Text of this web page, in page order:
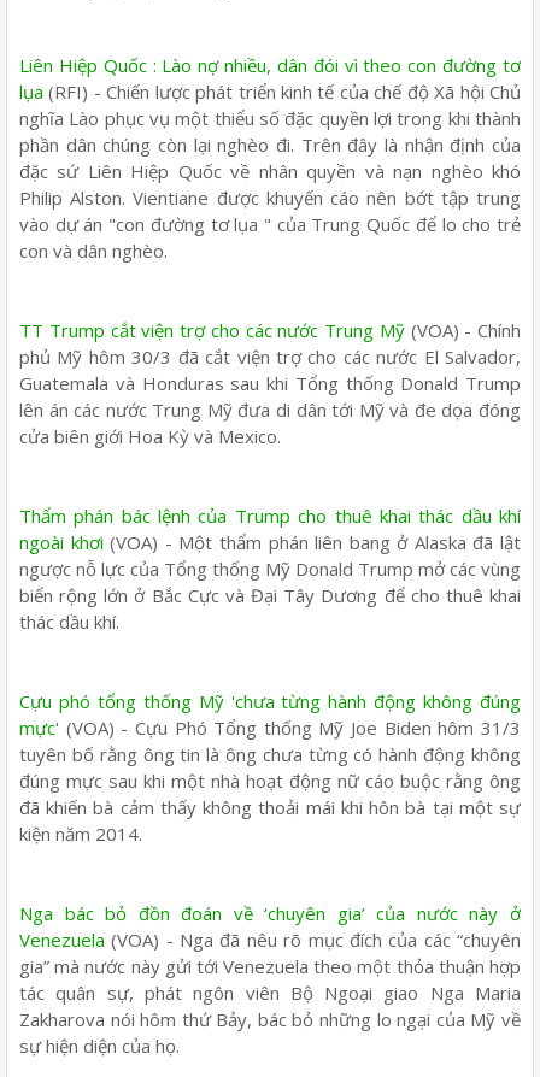
Liên Hiệp Quốc : Lào nợ nhiều, dân đói vì theo con đường tơ
lụa (RFI) - Chiến lược phát triển kinh tế của chế độ Xã hội Chủ
nghĩa Lào phục vụ một thiểu số đặc quyền lợi trong khi thành
phần dân chúng còn lại nghèo đi. Trên đây là nhận định của
đặc sứ Liên Hiệp Quốc về nhân quyền và nạn nghèo khó
Philip Alston. Vientiane được khuyến cáo nên bớt tập trung
vào dự án "con đường tơ lụa " của Trung Quốc để lo cho trẻ
con và dân nghèo.
TT Trump cắt viện trợ cho các nước Trung Mỹ(VOA) - Chính
phủ Mỹ hôm 30/3 đã cắt viện trợ cho các nước El Salvador,
Guatemala và Honduras sau khi Tổng thống Donald Trump
lên án các nước Trung Mỹ đưa di dân tới Mỹ và đe dọa đóng
cửa biên giới Hoa Kỳ và Mexico.
Thẩm phán bác lệnh của Trump cho thuê khai thác dầu khí
ngoài khơi (VOA) - Một thẩm phán liên bang ở Alaska đã lật
ngược nỗ lực của Tổng thống Mỹ Donald Trump mở các vùng
biển rộng lớn ở Bắc Cực và Đại Tây Dương để cho thuê khai
thác dầu khí.
Cựu phó tổng thống Mỹ 'chưa từng hành động không đúng
mực' (VOA) - Cựu Phó Tổng thống Mỹ Joe Biden hôm 31/3
tuyên bố rằng ông tin là ông chưa từng có hành động không
đúng mực sau khi một nhà hoạt động nữ cáo buộc rằng ông
đã khiến bà cảm thấy không thoải mái khi hôn bà tại một sự
kiện năm 2014.
Nga bác bỏ đồn đoán về ‘chuyên gia’ của nước này ở
Venezuela (VOA) - Nga đã nêu rõ mục đích của các “chuyên
gia” mà nước này gửi tới Venezuela theo một thỏa thuận hợp
tác quân sự, phát ngôn viên Bộ Ngoại giao Nga Maria
Zakharova nói hôm thứ Bảy, bác bỏ những lo ngại của Mỹ về
sự hiện diện của họ.